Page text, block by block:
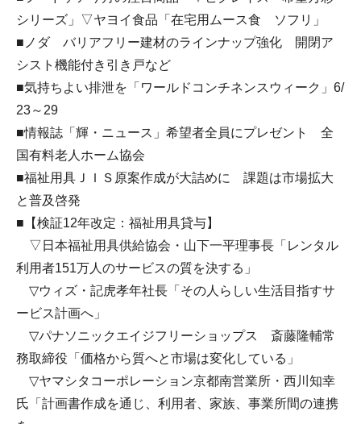
シリーズ」▽ヤヨイ食品「在宅用ムース食 ソフリ」
■ノダ バリアフリー建材のラインナップ強化 開閉ア
シスト機能付き引き戸など
■気持ちよい排泄を「ワールドコンチネンスウィーク」6/
23～29
■情報誌「輝・ニュース」希望者全員にプレゼント 全
国有料老人ホーム協会
■福祉用具ＪＩＳ原案作成が大詰めに 課題は市場拡大
と普及啓発
■【検証12年改定：福祉用具貸与】
▽日本福祉用具供給協会・山下一平理事長「レンタル
利用者151万人のサービスの質を決する」
▽ウィズ・記虎孝年社長「その人らしい生活目指すサ
ービス計画へ」
▽パナソニックエイジフリーショップス 斎藤隆輔常
務取締役「価格から質へと市場は変化している」
▽ヤマシタコーポレーション京都南営業所・西川知幸
氏「計画書作成を通じ、利用者、家族、事業所間の連携